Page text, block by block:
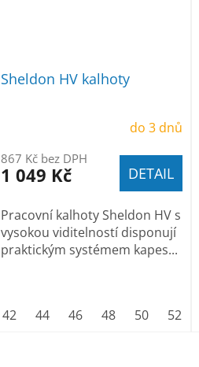
Sheldon HV kalhoty
do 3 dnů
867 Kč bez DPH
1 049 Kč DETAIL
Pracovní kalhoty Sheldon HV s
vysokou viditelností disponují
praktickým systémem kapes...
42 44 46 48 50 52